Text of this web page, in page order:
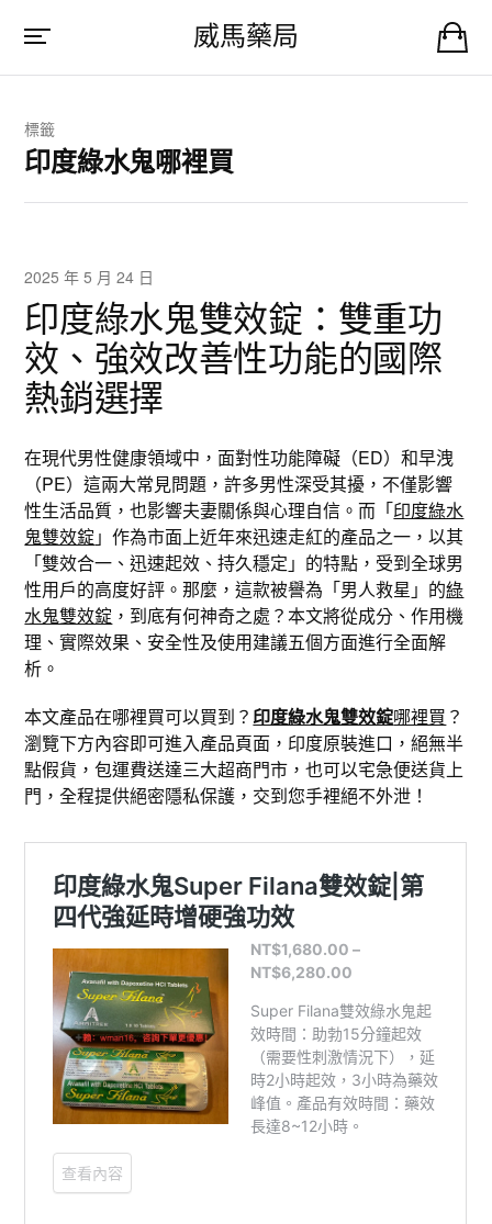
威馬藥局
標籤
印度綠水鬼哪裡買
2025 年 5 月 24 日
印度綠水鬼雙效錠：雙重功
效、強效改善性功能的國際
熱銷選擇
在現代男性健康領域中，面對性功能障礙（ED）和早洩
（PE）這兩大常見問題，許多男性深受其擾，不僅影響
性生活品質，也影響夫妻關係與心理自信。而「印度綠水
鬼雙效錠 」作為市面上近年來迅速走紅的產品之一，以其
「雙效合一、迅速起效、持久穩定」的特點，受到全球男
性用戶的高度好評。那麼，這款被譽為「男人救星」的綠
水鬼雙效錠 ，到底有何神奇之處？本文將從成分、作用機
理、實際效果、安全性及使用建議五個方面進行全面解
析。
本文產品在哪裡買可以買到？ 印度綠水鬼雙效錠哪裡買 ？
瀏覽下方內容即可進入產品頁面，印度原裝進口，絕無半
點假貨，包運費送達三大超商門市，也可以宅急便送貨上
門，全程提供絕密隱私保護，交到您手裡絕不外泄！